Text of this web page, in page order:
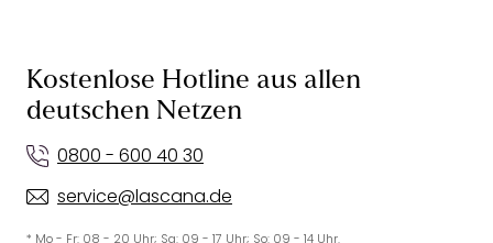
Kostenlose Hotline aus allen
deutschen Netzen
0800 - 600 40 30
service@lascana.de
* Mo - Fr: 08 - 20 Uhr; Sa: 09 - 17 Uhr; So: 09 - 14 Uhr.